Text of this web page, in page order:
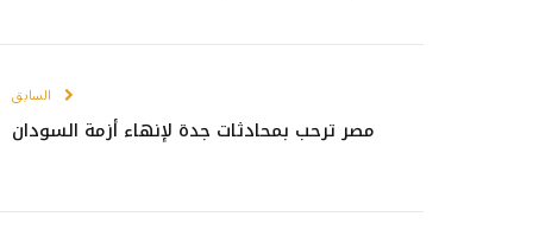
السابق
مصر ترحب بمحادثات جدة لإنهاء أزمة السودان